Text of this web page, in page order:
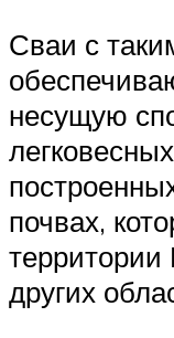
Сваи с
несущую
почвах,
территории
других